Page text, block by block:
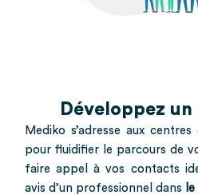
Développez un
Mediko s’adresse aux
pour fluidifier le parcours de
faire appel à vos contacts
avis d’un professionnel dans